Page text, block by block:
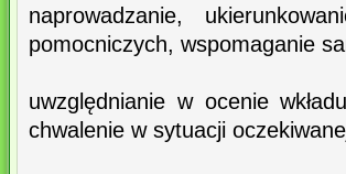
naprowadzanie,
pomocniczych, wspomaganie
uwzględnianie w ocenie
chwalenie w sytuacji